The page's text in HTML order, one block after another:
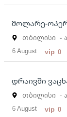
მოლარე-
თბილისი -
6 August vip 0
დრაივში
თბილისი -
6 August vip 0